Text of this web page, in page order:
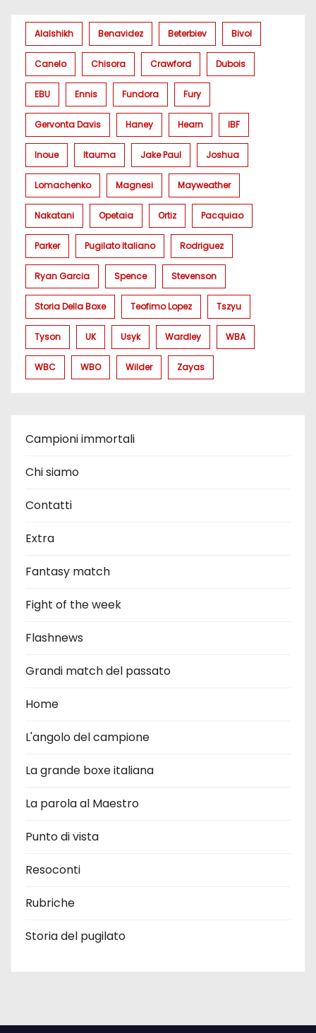
Alalshikh Benavidez Beterbiev Bivol
Canelo Chisora Crawford Dubois
EBU Ennis Fundora Fury
Gervonta Davis Haney Hearn IBF
Inoue Itauma Jake Paul Joshua
Lomachenko Magnesi Mayweather
Nakatani Opetaia Ortiz Pacquiao
Parker Pugilato Italiano Rodriguez
Ryan Garcia Spence Stevenson
Storia Della Boxe Teofimo Lopez Tszyu
Tyson UK Usyk Wardley WBA
WBC WBO Wilder Zayas
Campioni immortali
Chi siamo
Contatti
Extra
Fantasy match
Fight of the week
Flashnews
Grandi match del passato
Home
L'angolo del campione
La grande boxe italiana
La parola al Maestro
Punto di vista
Resoconti
Rubriche
Storia del pugilato